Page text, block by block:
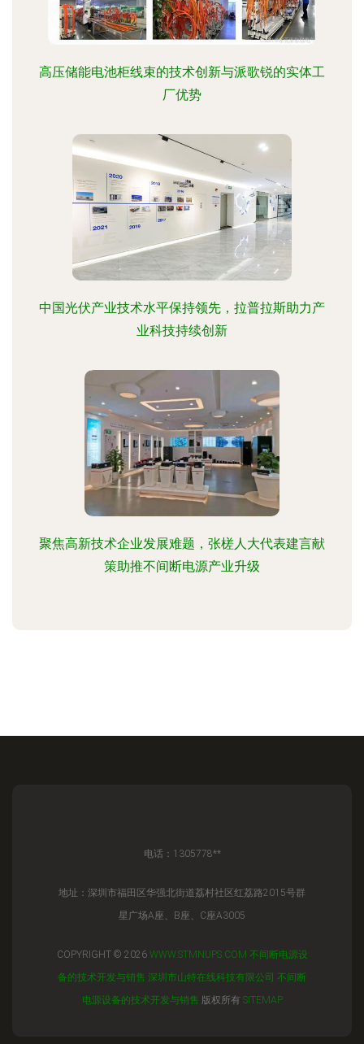
高压储能电池柜线束的技术创新与派歌锐的实体工
厂优势
中国光伏产业技术水平保持领先，拉普拉斯助力产
业科技持续创新
聚焦高新技术企业发展难题，张槎人大代表建言献
策助推不间断电源产业升级
电话：1305778**
地址：深圳市福田区华强北街道荔村社区红荔路2015号群
星广场A座、B座、C座A3005
COPYRIGHT © 2026 WWW.STMNUPS.COM 不间断电源设
备的技术开发与销售 深圳市山特在线科技有限公司 不间断
电源设备的技术开发与销售 版权所有 SITEMAP